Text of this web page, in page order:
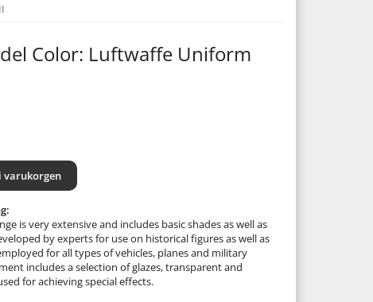
Color: Luftwaffe Uniform
varukorgen
is very extensive and includes basic shades as well as
by experts for use on historical figures as well as
for all types of vehicles, planes and military
includes a selection of glazes, transparent and
for achieving special effects.